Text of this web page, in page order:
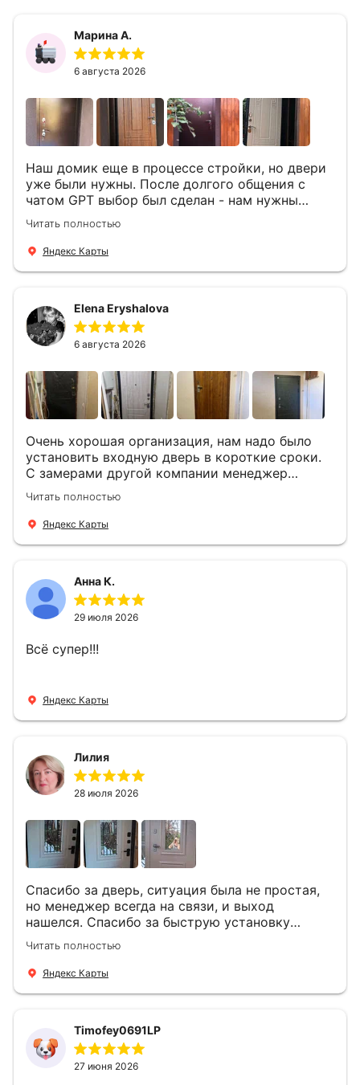
Марина А.
6 августа 2026
Наш домик еще в процессе стройки, но двери
уже были нужны. После долгого общения с
чатом GPT выбор был сделан - нам нужны
двери Аргус Термо Композит, которые нашлись
в компании ДвериОпт . Менеджер Филипп
ответил на все вопросы, посчитал стоимость и
установили две двери, ответили на все
вопросы . Выполненной работой мы довольны.
Огромная всем благодарность!
Читать полностью
Яндекс Карты
Elena Eryshalova
6 августа 2026
Очень хорошая организация, нам надо было
установить входную дверь в короткие сроки.
С замерами другой компании менеджер
компании Филлип, быстро предоставил нам
варианты дверей, монтаж тоже был очень
четкий, позвонили, согласовали и установили
Читать полностью
Яндекс Карты
Анна К.
29 июля 2026
Всё супер!!!
Яндекс Карты
Лилия
28 июля 2026
Спасибо за дверь, ситуация была не простая,
но менеджер всегда на связи, и выход
нашелся. Спасибо за быструю установку
Роману, один и привёз, и установил. Надеюсь,
что дверь нам долго послужит
Читать полностью
Яндекс Карты
Timofey0691LP
27 июня 2026